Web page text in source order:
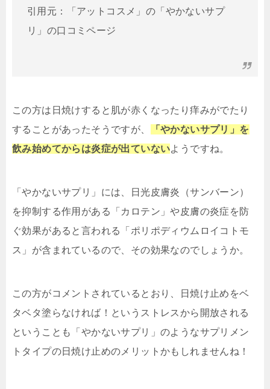
引用元：「アットコスメ」の「やかないサプ
リ」の口コミページ
この方は日焼けすると肌が赤くなったり痒みがでたり
することがあったそうですが、
「やかないサプリ」を
飲み始めてからは炎症が出ていないようですね。
「やかないサプリ」には、日光皮膚炎（サンバーン）
を抑制する作用がある「カロテン」や皮膚の炎症を防
ぐ効果があると言われる「ポリポディウムロイコトモ
ス」が含まれているので、その効果なのでしょうか。
この方がコメントされているとおり、日焼け止めをベ
タベタ塗らなければ！というストレスから開放される
ということも「やかないサプリ」のようなサプリメン
トタイプの日焼け止めのメリットかもしれませんね！